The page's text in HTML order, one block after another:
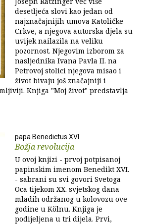
desetljeća slovi kao jedan od
najznačajnijih umova Katoličke
Crkve, a njegova autorska djela su
uvijek nailazila na veliku
pozornost. Njegovim izborom za
nasljednika Ivana Pavla II. na
Petrovoj stolici njegova misao i
život bivaju još značajniji i
Knjiga "Moj život" predstavlja
papa Benedictus XVI
Božja revolucija
U ovoj knjizi - prvoj potpisanoj
papinskim imenom Benedikt XVI.
- sabrani su svi govori Svetoga
Oca tijekom XX. svjetskog dana
mladih održanog u kolovozu ove
godine u Kölnu. Knjiga je
podijeljena u tri dijela. Prvi,